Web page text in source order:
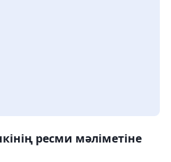
ресми мәліметіне